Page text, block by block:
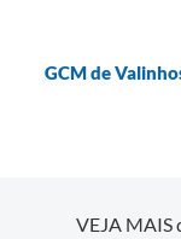
GCM de
VEJA MAIS